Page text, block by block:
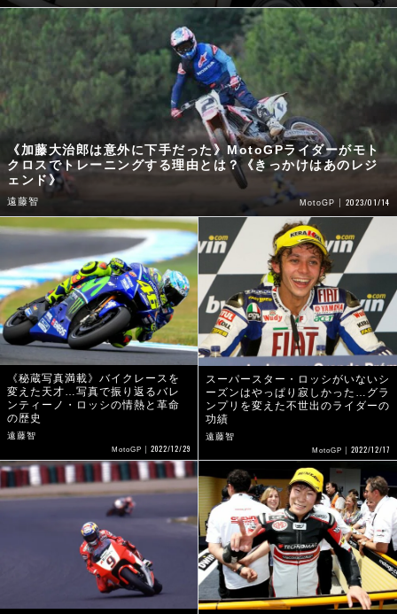
《加藤大治郎は意外に下手だった》MotoGPライダーがモト
クロスでトレーニングする理由とは？《きっかけはあのレジ
ェンド》
遠藤智 MotoGP 2023/01/14
《秘蔵写真満載》バイクレースを
変えた天才…写真で振り返るバレ
ンティーノ・ロッシの情熱と革命
の歴史
遠藤智
MotoGP 2022/12/29
スーパースター・ロッシがいないシ
ーズンはやっぱり寂しかった…グラ
ンプリを変えた不世出のライダーの
功績
遠藤智
MotoGP 2022/12/17